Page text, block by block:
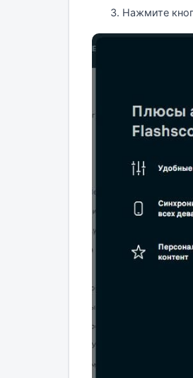
Нажмите